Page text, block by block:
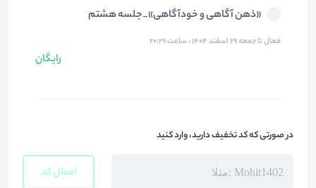
«ذهن آگاهی و خودآگاهی»_جلسه هشتم
فعال تا جمعه ۲۹ اسفند ۱۴۰۴ ، ساعت ۲۰:۲۹
رایگان
در صورتی که کد تخفیف دارید، وارد کنید
اعمال کد